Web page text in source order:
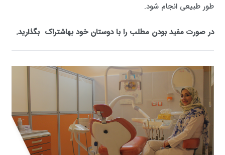
طور طبیعی انجام شود.
در صورت مفید بودن مطلب را با دوستان خود بهاشتراک بگذارید.